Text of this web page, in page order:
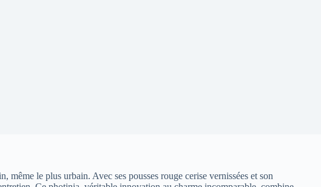
le plus urbain. Avec ses pousses rouge cerise vernissées et son